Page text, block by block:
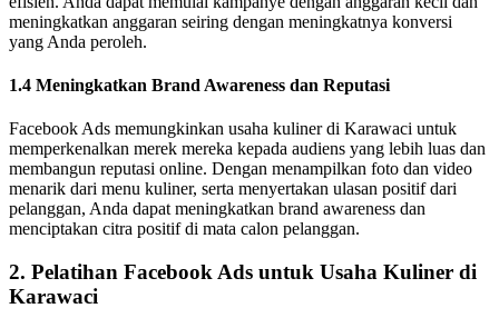
meningkatkan anggaran seiring dengan meningkatnya konversi
yang Anda peroleh.
1.4 Meningkatkan Brand Awareness dan Reputasi
Facebook Ads memungkinkan usaha kuliner di Karawaci untuk
memperkenalkan merek mereka kepada audiens yang lebih luas dan
membangun reputasi online. Dengan menampilkan foto dan video
menarik dari menu kuliner, serta menyertakan ulasan positif dari
pelanggan, Anda dapat meningkatkan brand awareness dan
menciptakan citra positif di mata calon pelanggan.
2. Pelatihan Facebook Ads untuk Usaha Kuliner di
Karawaci